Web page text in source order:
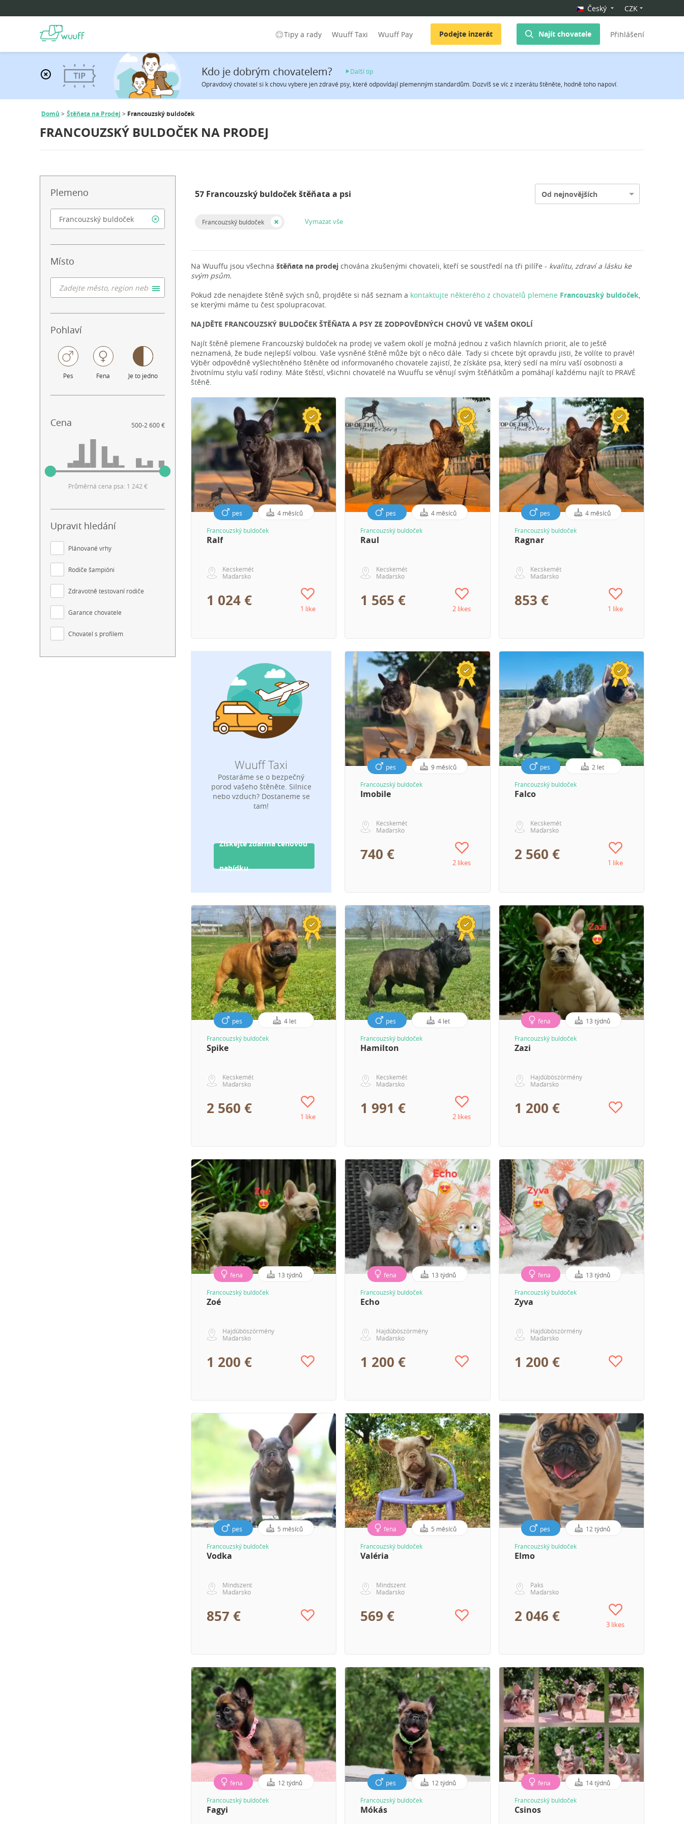
Český CZK
Tipy a rady Wuuff Taxi Wuuff Pay Podejte inzerát Najít chovatele Přihlášení
Kdo je dobrým chovatelem?
Další tip
Opravdový chovatel si k chovu vybere jen zdravé psy, které odpovídají plemenným standardům. Dozvíš se víc z inzerátu štěněte, hodně toho napoví.
Domů Štěňata na Prodej Francouzský buldoček
FRANCOUZSKÝ BULDOČEK NA PRODEJ
Plemeno
Místo
Pohlaví
Pes Fena Je to jedno
Cena 500-2 600 €
Průměrná cena psa: 1 242 €
Upravit hledání
Plánované vrhy
Rodiče šampióni
Zdravotně testovaní rodiče
Garance chovatele
Chovatel s profilem
57 Francouzský buldoček štěňata a psi Od nejnovějších
Francouzský buldoček Vymazat vše
Na Wuuffu jsou všechna štěňata na prodej chována zkušenými chovateli, kteří se soustředí na tři pilíře - kvalitu, zdraví a lásku ke
svým psům.
Pokud zde nenajdete štěně svých snů, projděte si náš seznam a kontaktujte některého z chovatelů plemene Francouzský buldoček,
se kterými máme tu čest spolupracovat.
NAJDĚTE FRANCOUZSKÝ BULDOČEK ŠTĚŇATA A PSY ZE ZODPOVĚDNÝCH CHOVŮ VE VAŠEM OKOLÍ
Najít štěně plemene Francouzský buldoček na prodej ve vašem okolí je možná jednou z vašich hlavních priorit, ale to ještě
neznamená, že bude nejlepší volbou. Vaše vysněné štěně může být o něco dále. Tady si chcete být opravdu jisti, že volíte to pravé!
Výběr odpovědně vyšlechtěného štěněte od informovaného chovatele zajistí, že získáte psa, který sedí na míru vaší osobnosti a
životnímu stylu vaší rodiny. Máte štěstí, všichni chovatelé na Wuuffu se věnují svým štěňátkům a pomáhají každému najít to PRAVÉ
štěně.
pes 4 měsíců
Francouzský buldoček
Ralf
Kecskemét
Maďarsko
1 024 € 1 like
pes 4 měsíců
Francouzský buldoček
Raul
Kecskemét
Maďarsko
1 565 € 2 likes
pes 4 měsíců
Francouzský buldoček
Ragnar
Kecskemét
Maďarsko
853 € 1 like
Wuuff Taxi
Postaráme se o bezpečný
porod vašeho štěněte. Silnice
nebo vzduch? Dostaneme se
tam!
Získejte zdarma cenovou
nabídku
pes 9 měsíců
Francouzský buldoček
Imobile
Kecskemét
Maďarsko
740 € 2 likes
pes 2 let
Francouzský buldoček
Falco
Kecskemét
Maďarsko
2 560 € 1 like
pes 4 let
Francouzský buldoček
Spike
Kecskemét
Maďarsko
2 560 € 1 like
pes 4 let
Francouzský buldoček
Hamilton
Kecskemét
Maďarsko
1 991 € 2 likes
fena 13 týdnů
Francouzský buldoček
Zazi
Hajdúböszörmény
Maďarsko
1 200 €
fena 13 týdnů
Francouzský buldoček
Zoé
Hajdúböszörmény
Maďarsko
1 200 €
fena 13 týdnů
Francouzský buldoček
Echo
Hajdúböszörmény
Maďarsko
1 200 €
fena 13 týdnů
Francouzský buldoček
Zyva
Hajdúböszörmény
Maďarsko
1 200 €
pes 5 měsíců
Francouzský buldoček
Vodka
Mindszent
Maďarsko
857 €
fena 5 měsíců
Francouzský buldoček
Valéria
Mindszent
Maďarsko
569 €
pes 12 týdnů
Francouzský buldoček
Elmo
Paks
Maďarsko
2 046 € 3 likes
fena 12 týdnů
Francouzský buldoček
Fagyi
pes 12 týdnů
Francouzský buldoček
Mókás
fena 14 týdnů
Francouzský buldoček
Csinos